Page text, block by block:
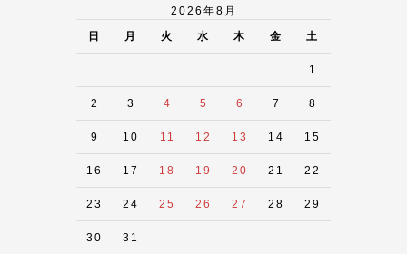
2026年8月
日 月 火 水 木 金 土
1
2 3 4 5 6 7 8
9 10 11 12 13 14 15
16 17 18 19 20 21 22
23 24 25 26 27 28 29
30 31